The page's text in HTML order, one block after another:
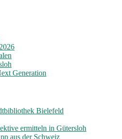
Generation
Bielefeld
ermitteln in Gütersloh
aus der Schweiz